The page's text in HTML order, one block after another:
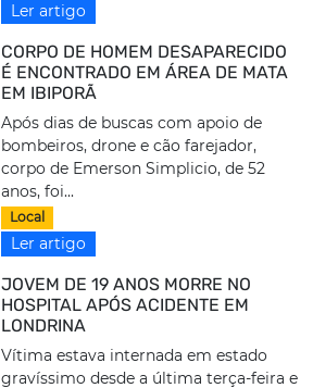
Ler artigo
CORPO DE HOMEM DESAPARECIDO
É ENCONTRADO EM ÁREA DE MATA
EM IBIPORÃ
Após dias de buscas com apoio de
bombeiros, drone e cão farejador,
corpo de Emerson Simplicio, de 52
anos, foi...
Local
Ler artigo
JOVEM DE 19 ANOS MORRE NO
HOSPITAL APÓS ACIDENTE EM
LONDRINA
Vítima estava internada em estado
gravíssimo desde a última terça-feira e